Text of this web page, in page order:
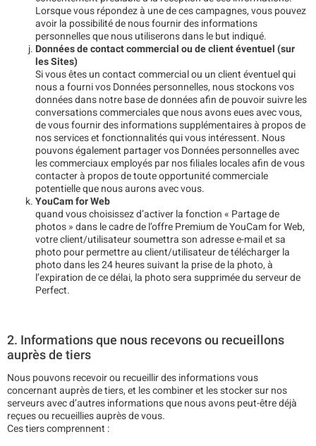
Lorsque vous répondez à une de ces campagnes, vous pouvez
avoir la possibilité de nous fournir des informations
personnelles que nous utiliserons dans le but indiqué.
Données de contact commercial ou de client éventuel (sur
les Sites)
Si vous êtes un contact commercial ou un client éventuel qui
nous a fourni vos Données personnelles, nous stockons vos
données dans notre base de données afin de pouvoir suivre les
conversations commerciales que nous avons eues avec vous,
de vous fournir des informations supplémentaires à propos de
nos services et fonctionnalités qui vous intéressent. Nous
pouvons également partager vos Données personnelles avec
les commerciaux employés par nos filiales locales afin de vous
contacter à propos de toute opportunité commerciale
potentielle que nous aurons avec vous.
YouCam for Web
quand vous choisissez d’activer la fonction « Partage de
photos » dans le cadre de l’offre Premium de YouCam for Web,
votre client/utilisateur soumettra son adresse e-mail et sa
photo pour permettre au client/utilisateur de télécharger la
photo dans les 24 heures suivant la prise de la photo, à
l’expiration de ce délai, la photo sera supprimée du serveur de
Perfect.
2. Informations que nous recevons ou recueillons
auprès de tiers
Nous pouvons recevoir ou recueillir des informations vous
concernant auprès de tiers, et les combiner et les stocker sur nos
serveurs avec d’autres informations que nous avons peut-être déjà
reçues ou recueillies auprès de vous.
Ces tiers comprennent :